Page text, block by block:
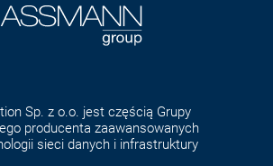
Sp. z o.o. jest częścią Grupy
producenta zaawansowanych
sieci danych i infrastruktury